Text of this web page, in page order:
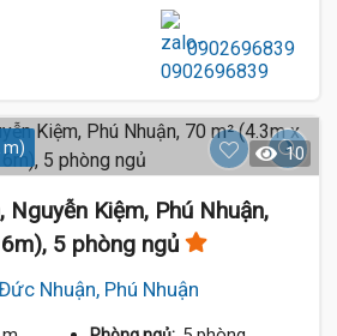
0902696839
m) 10
Nguyễn Kiệm, Phú Nhuận,
5 phòng ngủ
Nhuận, Phú Nhuận